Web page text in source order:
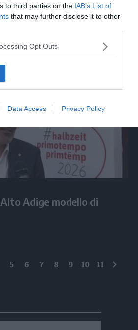
to third parties on the IAB’s List of
that may further disclose it to other
Opt Outs
Data Access Privacy Policy
nel Lametino,
Adige modello di
5 6 7 8 9 10 11